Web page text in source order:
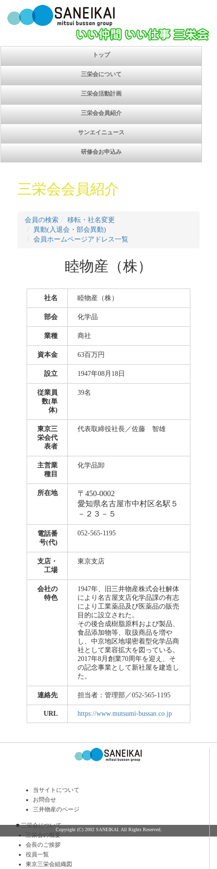
トップ
三栄会について
三栄会活動計画
三栄会会員紹介
サンエイニュース
研修会お申込み
三栄会会員紹介
会員の検索
移転・社名変更
異動(入退会・部会異動)
会員ホームページアドレス一覧
睦物産（株）
社名 睦物産（株）
部会 化学品
業種 商社
資本金 63百万円
設立 1947年08月18日
従業員
数(単
体)
39名
東京三
栄会代
表者
代表取締役社長／佐藤 智雄
主営業
種目
化学品卸
所在地
〒450-0002
愛知県名古屋市中村区名駅５
－２３－５
電話番
号(代)
052-565-1195
支店・
工場
東京支店
会社の
特色
1947年、旧三井物産株式会社解体
により名古屋支店化学品課の有志
により工業薬品及び医薬品の販売
目的に設立された。
その後合成樹脂原料および製品、
食品添加物等、取扱商品を増や
し、中京地区地場密着型化学品商
社として業容拡大を図っている。
2017年8月創業70周年を迎え、そ
の記念事業として新社屋を建造し
た。
連絡先 担当者：管理部／052-565-1195
URL https://www.mutsumi-bussan.co.jp
当サイトについて
お問合せ
三井物産のページ
■三栄会について
三栄会の概要
会長のご挨拶
役員一覧
東京三栄会組織図
Copyright (C) 2002 SANEIKAI. All Rights Reserved.